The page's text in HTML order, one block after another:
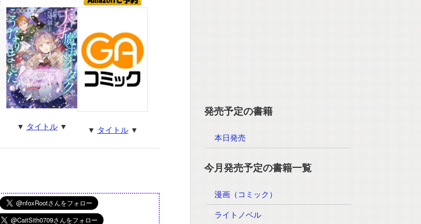
▼ タイトル▼ ▼ タイトル▼
発売予定の書籍
本日発売
今月発売予定の書籍一覧
漫画（コミック）
ライトノベル